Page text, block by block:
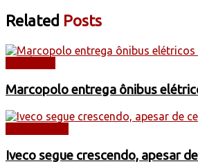
Related Posts
Marcopolo entrega ônibus
Iveco segue crescendo, apesar